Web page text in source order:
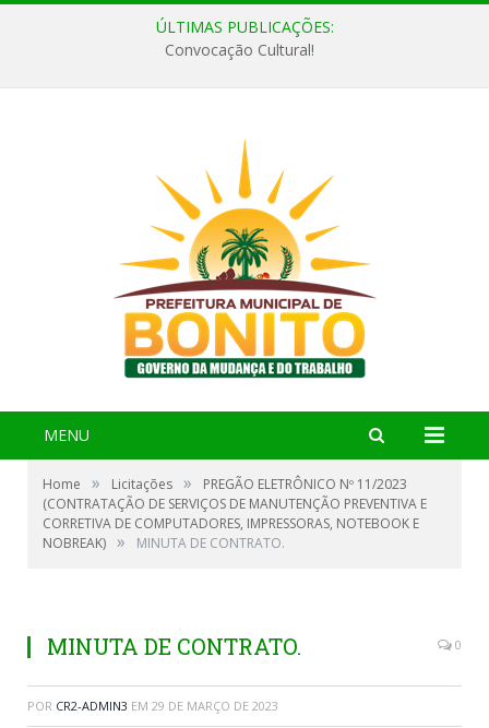
ÚLTIMAS PUBLICAÇÕES:
Convocação Cultural!
MENU
Home » Licitações »
PREGÃO ELETRÔNICO Nº 11/2023
(CONTRATAÇÃO DE SERVIÇOS DE MANUTENÇÃO PREVENTIVA E
CORRETIVA DE COMPUTADORES, IMPRESSORAS, NOTEBOOK E
NOBREAK) » MINUTA DE CONTRATO.
MINUTA DE CONTRATO. 0
POR CR2-ADMIN3 EM 29 DE MARÇO DE 2023